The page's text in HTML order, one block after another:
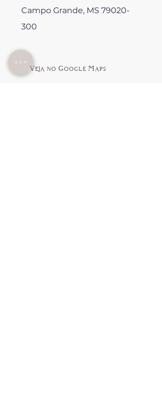
Campo Grande, MS 79020-
300
Veja no Google Maps